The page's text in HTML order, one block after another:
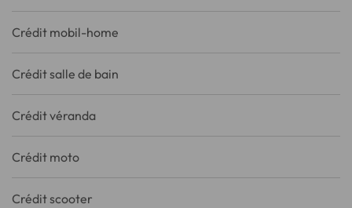
Crédit mobil-home
Crédit salle de bain
Crédit véranda
Crédit moto
Crédit scooter